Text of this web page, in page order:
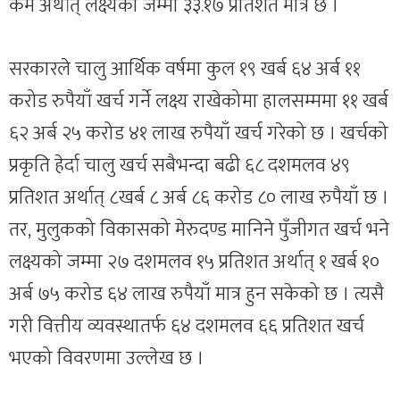
सरकारले चालु आर्थिक वर्षमा कुल १९ खर्ब ६४ अर्ब ११
करोड रुपैयाँ खर्च गर्ने लक्ष्य राखेकोमा हालसम्ममा ११ खर्ब
६२ अर्ब २५ करोड ४१ लाख रुपैयाँ खर्च गरेको छ । खर्चको
प्रकृति हेर्दा चालु खर्च सबैभन्दा बढी ६८ दशमलव ४९
प्रतिशत अर्थात् ८खर्ब ८ अर्ब ८६ करोड ८० लाख रुपैयाँ छ ।
तर, मुलुकको विकासको मेरुदण्ड मानिने पुँजीगत खर्च भने
लक्ष्यको जम्मा २७ दशमलव १५ प्रतिशत अर्थात् १ खर्ब १०
अर्ब ७५ करोड ६४ लाख रुपैयाँ मात्र हुन सकेको छ । त्यसै
गरी वित्तीय व्यवस्थातर्फ ६४ दशमलव ६६ प्रतिशत खर्च
भएको विवरणमा उल्लेख छ ।